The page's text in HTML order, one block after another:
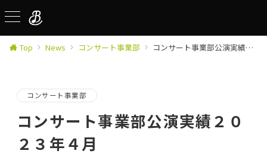
Top News コンサート事業部 コンサート事業部公演実績２０２３年４月
コンサート事業部
コンサート事業部公演実績２０
２３年４月